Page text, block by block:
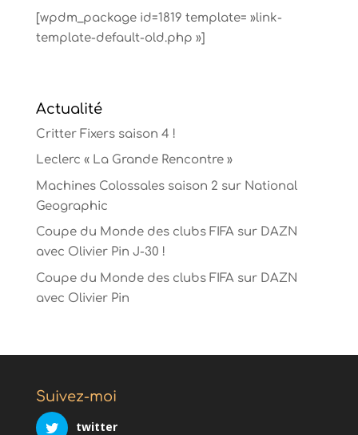
[wpdm_package id=1819 template= »link-
template-default-old.php »]
Actualité
Critter Fixers saison 4 !
Leclerc « La Grande Rencontre »
Machines Colossales saison 2 sur National
Geographic
Coupe du Monde des clubs FIFA sur DAZN
avec Olivier Pin J-30 !
Coupe du Monde des clubs FIFA sur DAZN
avec Olivier Pin
Suivez-moi
twitter